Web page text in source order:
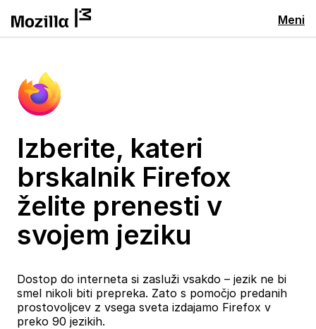
Meni
Izberite, kateri
brskalnik Firefox
želite prenesti v
svojem jeziku
Dostop do interneta si zasluži vsakdo – jezik ne bi
smel nikoli biti prepreka. Zato s pomočjo predanih
prostovoljcev z vsega sveta izdajamo Firefox v
preko 90 jezikih.